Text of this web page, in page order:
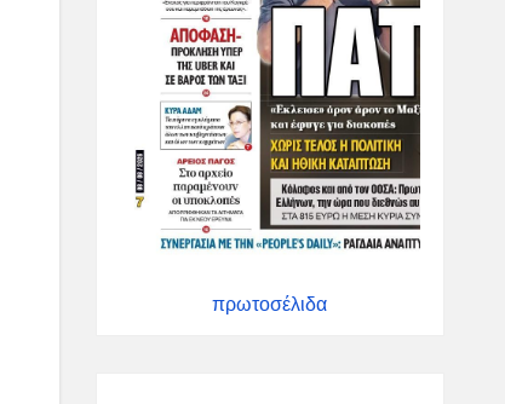
πρωτοσέλιδα